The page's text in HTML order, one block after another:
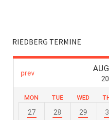
RIEDBERG TERMINE